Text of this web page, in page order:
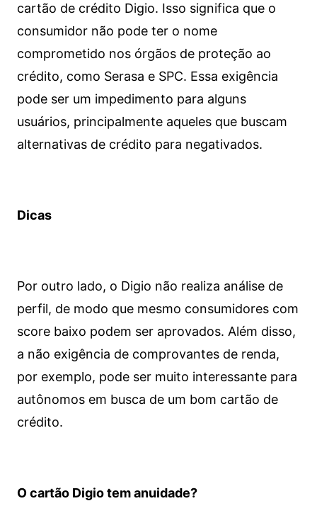
cartão de crédito Digio. Isso significa que o
consumidor não pode ter o nome
comprometido nos órgãos de proteção ao
crédito, como Serasa e SPC. Essa exigência
pode ser um impedimento para alguns
usuários, principalmente aqueles que buscam
alternativas de crédito para negativados.
Dicas
Por outro lado, o Digio não realiza análise de
perfil, de modo que mesmo consumidores com
score baixo podem ser aprovados. Além disso,
a não exigência de comprovantes de renda,
por exemplo, pode ser muito interessante para
autônomos em busca de um bom cartão de
crédito.
O cartão Digio tem anuidade?